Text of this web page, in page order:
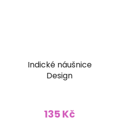
Indické náušnice
Design
135 Kč